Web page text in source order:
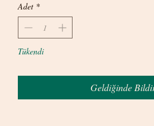
Adet *
Tükendi
Geldiğinde